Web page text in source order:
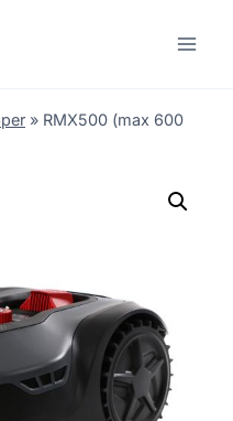
» RMX500 (max 600